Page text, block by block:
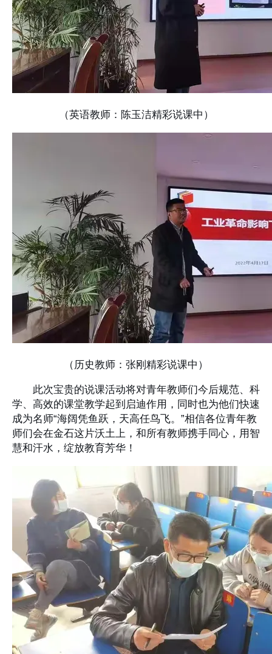
（英语教师：陈玉洁精彩说课中）
（历史教师：张刚精彩说课中）
此次宝贵的说课活动将对青年教师们今后规范、科
学、高效的课堂教学起到启迪作用，同时也为他们快速
成为名师“海阔凭鱼跃，天高任鸟飞。”相信各位青年教
师们会在金石这片沃土上，和所有教师携手同心，用智
慧和汗水，绽放教育芳华！